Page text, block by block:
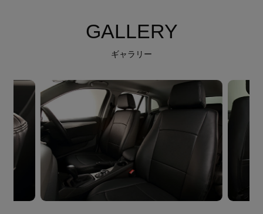
GALLERY
ギャラリー